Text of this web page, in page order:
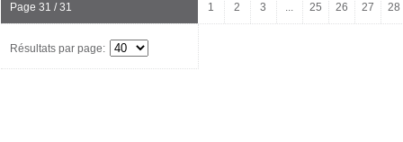
Page 31 / 31 1 2 3 ... 25 26 27 28
Résultats par page: